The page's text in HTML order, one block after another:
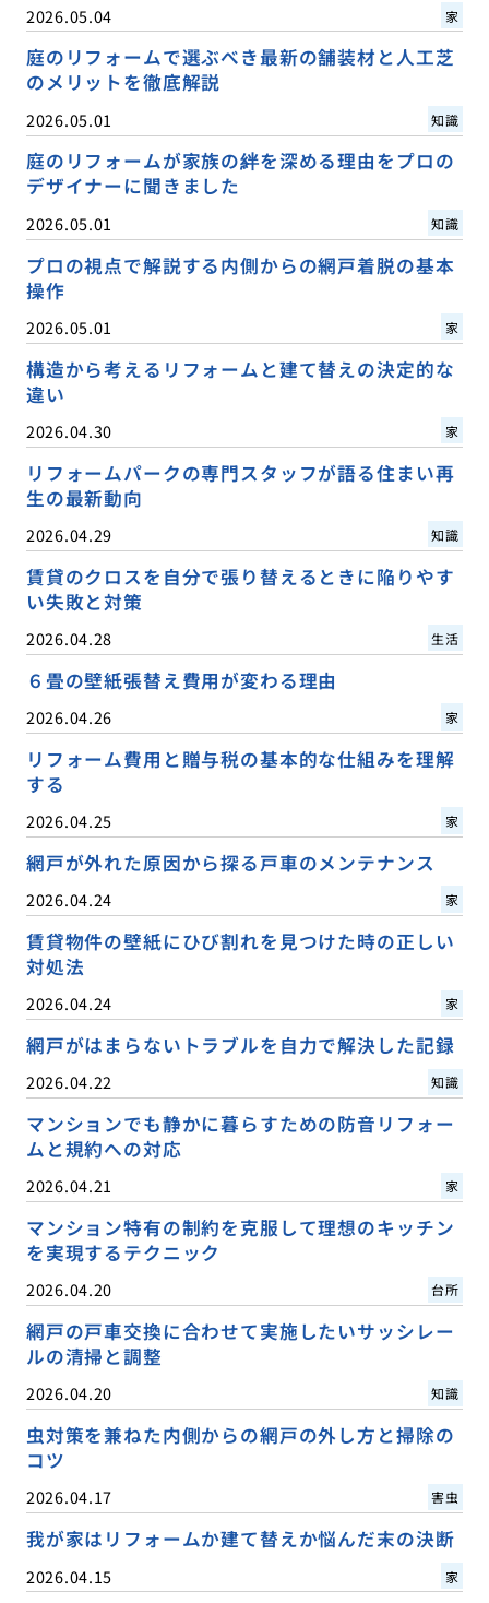
2026.05.04 家
庭のリフォームで選ぶべき最新の舗装材と人工芝
のメリットを徹底解説
2026.05.01 知識
庭のリフォームが家族の絆を深める理由をプロの
デザイナーに聞きました
2026.05.01 知識
プロの視点で解説する内側からの網戸着脱の基本
操作
2026.05.01 家
構造から考えるリフォームと建て替えの決定的な
違い
2026.04.30 家
リフォームパークの専門スタッフが語る住まい再
生の最新動向
2026.04.29 知識
賃貸のクロスを自分で張り替えるときに陥りやす
い失敗と対策
2026.04.28 生活
６畳の壁紙張替え費用が変わる理由
2026.04.26 家
リフォーム費用と贈与税の基本的な仕組みを理解
する
2026.04.25 家
網戸が外れた原因から探る戸車のメンテナンス
2026.04.24 家
賃貸物件の壁紙にひび割れを見つけた時の正しい
対処法
2026.04.24 家
網戸がはまらないトラブルを自力で解決した記録
2026.04.22 知識
マンションでも静かに暮らすための防音リフォー
ムと規約への対応
2026.04.21 家
マンション特有の制約を克服して理想のキッチン
を実現するテクニック
2026.04.20 台所
網戸の戸車交換に合わせて実施したいサッシレー
ルの清掃と調整
2026.04.20 知識
虫対策を兼ねた内側からの網戸の外し方と掃除の
コツ
2026.04.17 害虫
我が家はリフォームか建て替えか悩んだ末の決断
2026.04.15 家